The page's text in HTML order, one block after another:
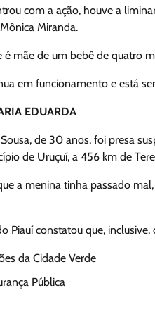
com a ação, houve a
Miranda.
é mãe de um bebê de quatro
em funcionamento e está
EDUARDA
Sousa, de 30 anos, foi presa
de Uruçuí, a 456 km de
a menina tinha passado
Piauí constatou que,
da Cidade Verde
Pública